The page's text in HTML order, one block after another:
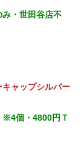
・世田谷店不
キャップシルバー
※4個・4800円Ｔ